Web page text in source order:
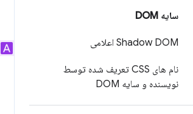
سایه DOM
Shadow DOM اعلامی
نام های CSS تعریف شده توسط
نویسنده و سایه DOM